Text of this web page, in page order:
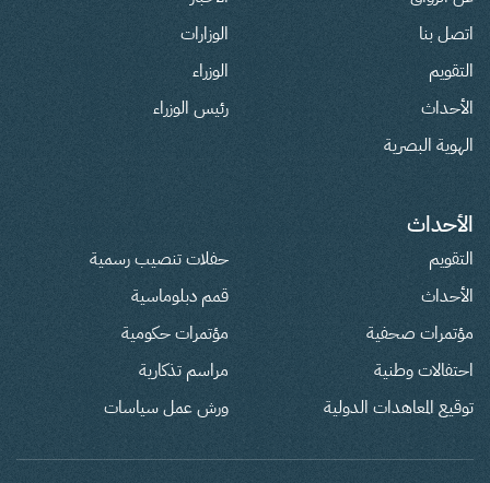
اتصل بنا
التقويم
الأحداث
الهوية البصرية
الوزارات
الوزراء
رئيس الوزراء
الأحداث
التقويم
الأحداث
مؤتمرات صحفية
احتفالات وطنية
توقيع المعاهدات الدولية
حفلات تنصيب رسمية
قمم دبلوماسية
مؤتمرات حكومية
مراسم تذكارية
ورش عمل سياسات